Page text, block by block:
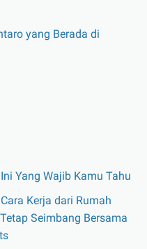
yang Berada di
Yang Wajib Kamu Tahu
Kerja dari Rumah
Seimbang Bersama